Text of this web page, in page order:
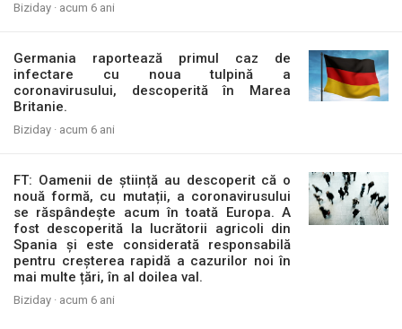
Biziday · acum 6 ani
Germania raportează primul caz de
infectare cu noua tulpină a
coronavirusului, descoperită în Marea
Britanie.
Biziday · acum 6 ani
FT: Oamenii de știință au descoperit că o
nouă formă, cu mutații, a coronavirusului
se răspândește acum în toată Europa. A
fost descoperită la lucrătorii agricoli din
Spania și este considerată responsabilă
pentru creșterea rapidă a cazurilor noi în
mai multe țări, în al doilea val.
Biziday · acum 6 ani